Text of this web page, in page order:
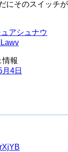
にそのスイッチが
アシュナウ
報
4日